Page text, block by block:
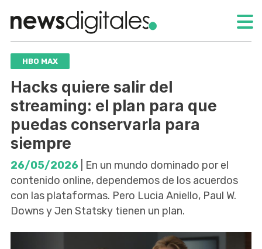
HBO MAX
Hacks quiere salir del
streaming: el plan para que
puedas conservarla para
siempre
26/05/2026 | En un mundo dominado por el
contenido online, dependemos de los acuerdos
con las plataformas. Pero Lucia Aniello, Paul W.
Downs y Jen Statsky tienen un plan.